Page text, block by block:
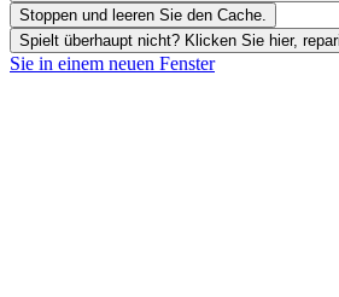
Stoppen und leeren Sie den Cache.
Spielt überhaupt nicht? Klicken Sie hier,
Sie in einem neuen Fenster